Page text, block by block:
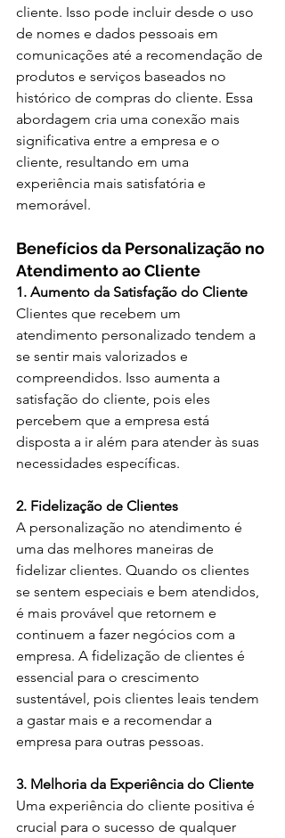
cliente. Isso pode incluir desde o uso
de nomes e dados pessoais em
comunicações até a recomendação de
produtos e serviços baseados no
histórico de compras do cliente. Essa
abordagem cria uma conexão mais
significativa entre a empresa e o
cliente, resultando em uma
experiência mais satisfatória e
memorável.
Benefícios da Personalização no
Atendimento ao Cliente
1. Aumento da Satisfação do Cliente
Clientes que recebem um
atendimento personalizado tendem a
se sentir mais valorizados e
compreendidos. Isso aumenta a
satisfação do cliente, pois eles
percebem que a empresa está
disposta a ir além para atender às suas
necessidades específicas.
2. Fidelização de Clientes
A personalização no atendimento é
uma das melhores maneiras de
fidelizar clientes. Quando os clientes
se sentem especiais e bem atendidos,
é mais provável que retornem e
continuem a fazer negócios com a
empresa. A fidelização de clientes é
essencial para o crescimento
sustentável, pois clientes leais tendem
a gastar mais e a recomendar a
empresa para outras pessoas.
3. Melhoria da Experiência do Cliente
Uma experiência do cliente positiva é
crucial para o sucesso de qualquer